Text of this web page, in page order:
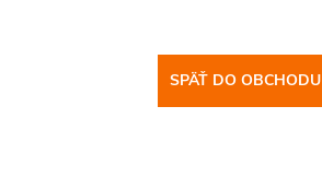
SPÄŤ DO OBCHODU